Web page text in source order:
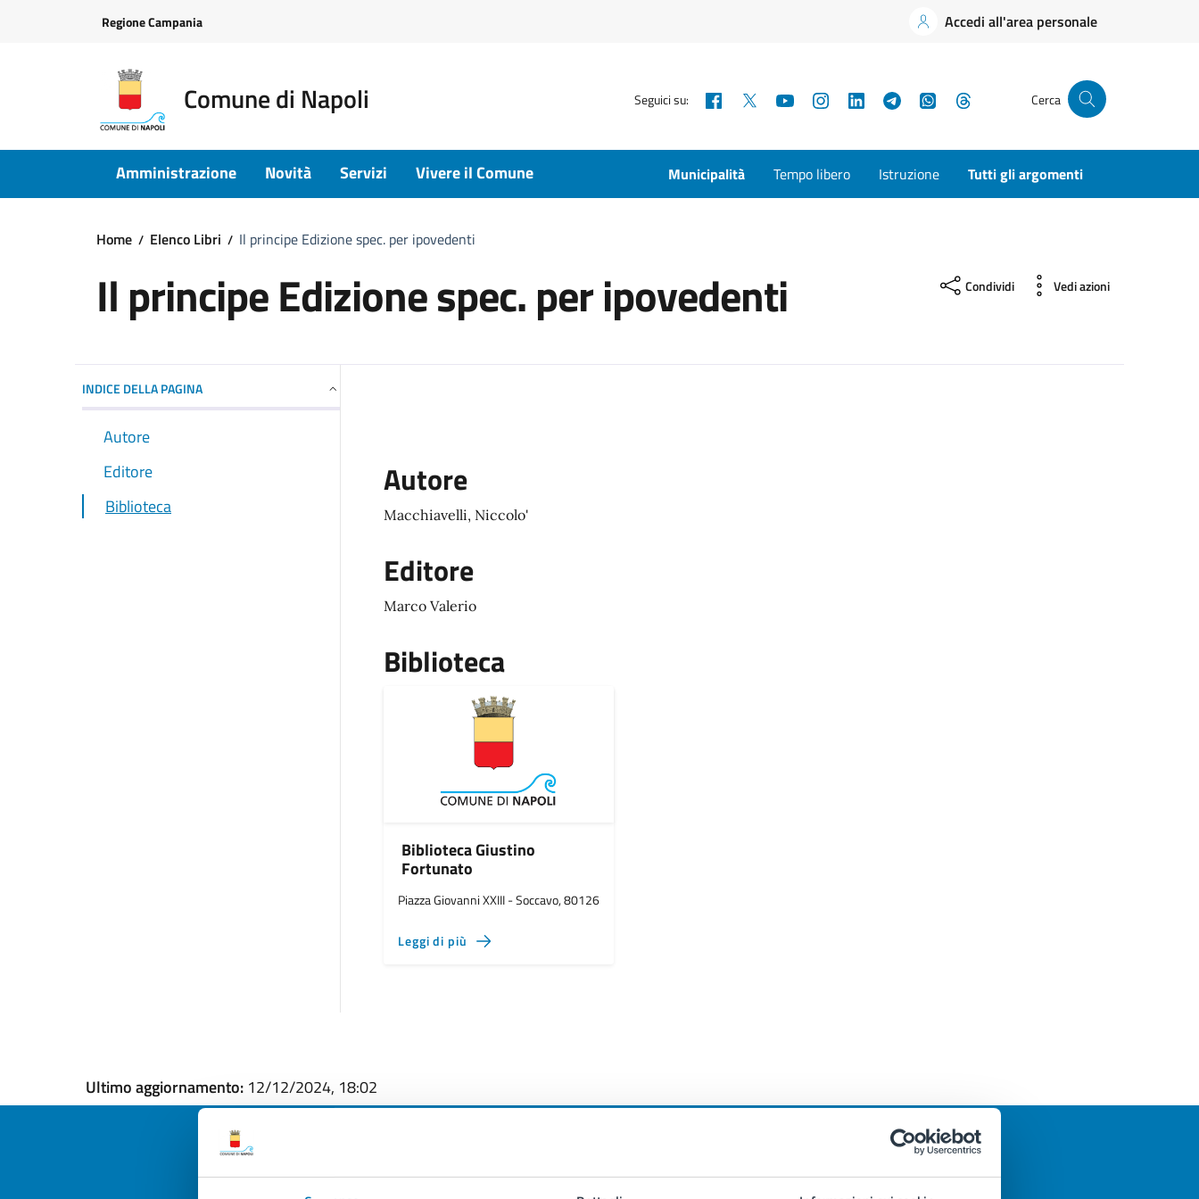
Regione Campania Accedi all'area personale
Comune di Napoli Seguici su: Facebook YouTubeInstagramLinkedInTelegramWhatsApp Cerca
Amministrazione Novità Servizi Vivere il Comune Municipalità Tempo libero Istruzione Tutti gli argomenti
Home Elenco Libri Il principe Edizione spec. per ipovedenti
Il principe Edizione spec. per ipovedenti Condividi Vedi azioni
INDICE DELLA PAGINA
Autore
Editore
Biblioteca
Autore
Macchiavelli, Niccolo'
Editore
Marco Valerio
Biblioteca
Biblioteca Giustino
Fortunato
Piazza Giovanni XXIII - Soccavo, 80126
Leggi di più
Ultimo aggiornamento: 12/12/2024, 18:02